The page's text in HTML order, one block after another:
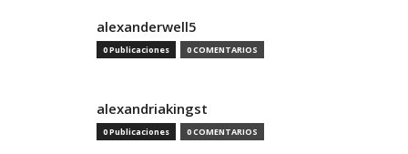
alexanderwell5
0 Publicaciones 0 COMENTARIOS
alexandriakingst
0 Publicaciones 0 COMENTARIOS